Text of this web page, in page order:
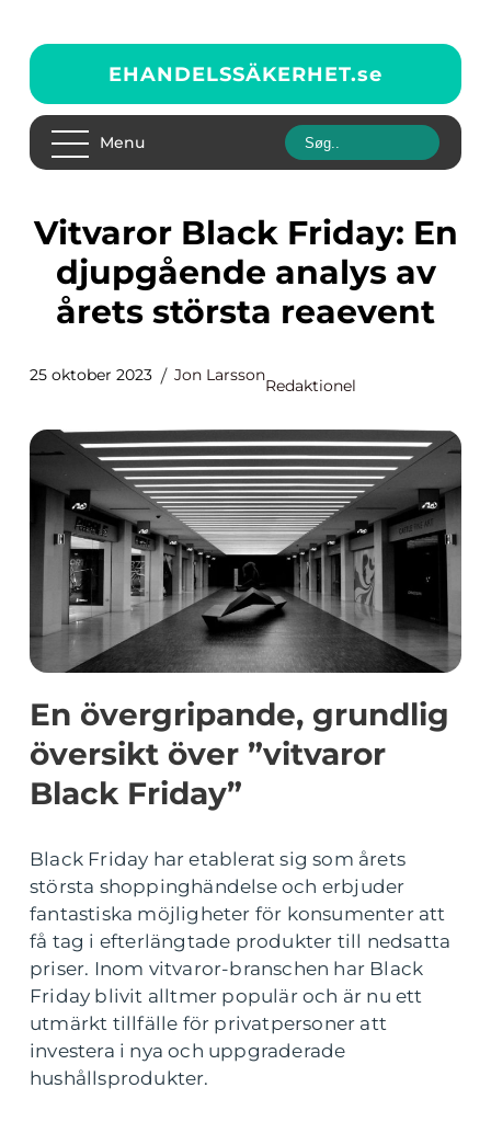
EHANDELSSÄKERHET.se
Menu
Vitvaror Black Friday: En
djupgående analys av
årets största reaevent
25 oktober 2023 Jon Larsson
Redaktionel
En övergripande, grundlig
översikt över ”vitvaror
Black Friday”
Black Friday har etablerat sig som årets
största shoppinghändelse och erbjuder
fantastiska möjligheter för konsumenter att
få tag i efterlängtade produkter till nedsatta
priser. Inom vitvaror-branschen har Black
Friday blivit alltmer populär och är nu ett
utmärkt tillfälle för privatpersoner att
investera i nya och uppgraderade
hushållsprodukter.